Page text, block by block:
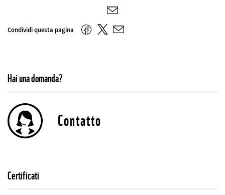
E-
mail
Condividi questa pagina FacebookTwitter
E-
Hai una domanda?
Contatto
Certificati